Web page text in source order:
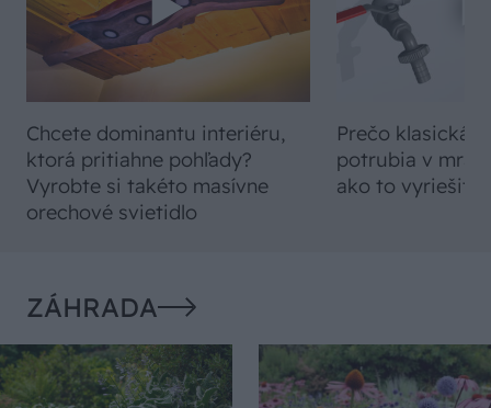
Chcete dominantu interiéru,
ktorá pritiahne pohľady?
Vyrobte si takéto masívne
orechové svietidlo
Prečo klasická
potrubia v
ako to vyriešiť
ZÁHRADA